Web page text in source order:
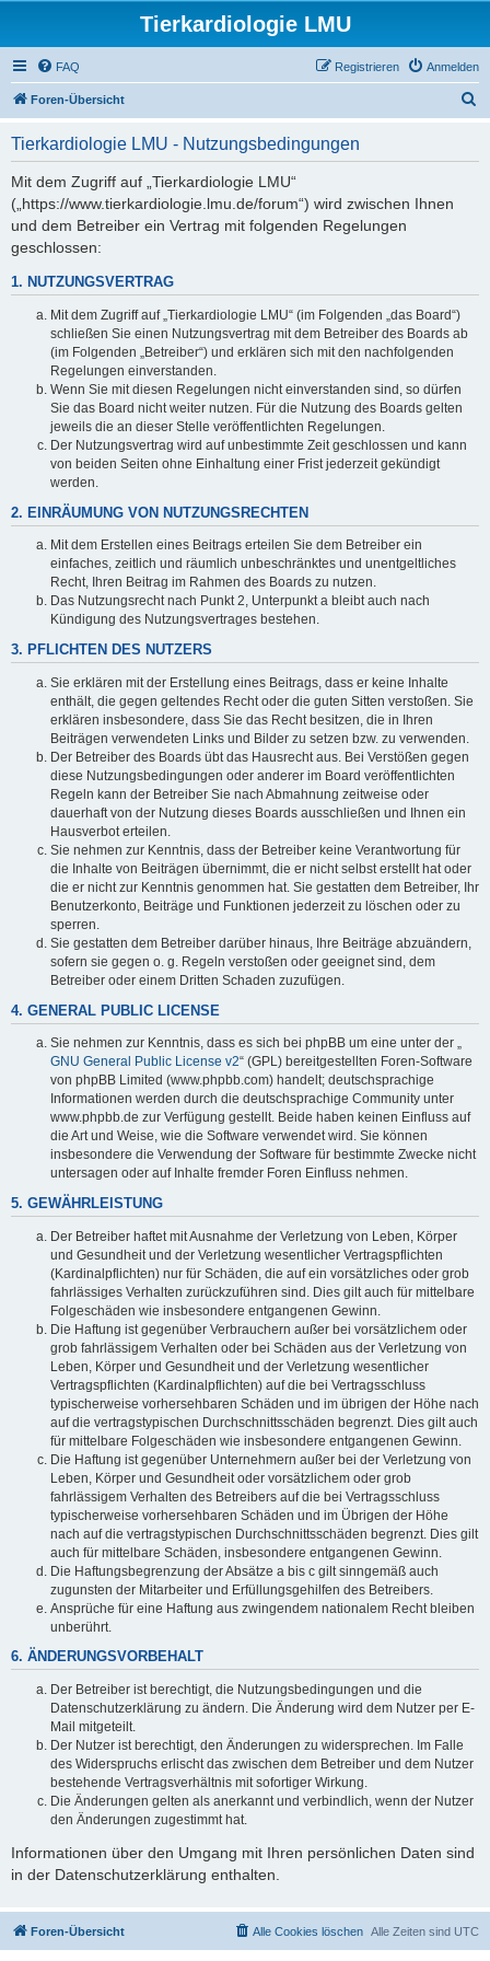
Tierkardiologie LMU
FAQ Anmelden
Registrieren
Foren-Übersicht
Tierkardiologie LMU - Nutzungsbedingungen
Mit dem Zugriff auf „Tierkardiologie LMU“
(„https://www.tierkardiologie.lmu.de/forum“) wird zwischen Ihnen
und dem Betreiber ein Vertrag mit folgenden Regelungen
geschlossen:
1. NUTZUNGSVERTRAG
Mit dem Zugriff auf „Tierkardiologie LMU“ (im Folgenden „das Board“)
schließen Sie einen Nutzungsvertrag mit dem Betreiber des Boards ab
(im Folgenden „Betreiber“) und erklären sich mit den nachfolgenden
Regelungen einverstanden.
Wenn Sie mit diesen Regelungen nicht einverstanden sind, so dürfen
Sie das Board nicht weiter nutzen. Für die Nutzung des Boards gelten
jeweils die an dieser Stelle veröffentlichten Regelungen.
Der Nutzungsvertrag wird auf unbestimmte Zeit geschlossen und kann
von beiden Seiten ohne Einhaltung einer Frist jederzeit gekündigt
werden.
2. EINRÄUMUNG VON NUTZUNGSRECHTEN
Mit dem Erstellen eines Beitrags erteilen Sie dem Betreiber ein
einfaches, zeitlich und räumlich unbeschränktes und unentgeltliches
Recht, Ihren Beitrag im Rahmen des Boards zu nutzen.
Das Nutzungsrecht nach Punkt 2, Unterpunkt a bleibt auch nach
Kündigung des Nutzungsvertrages bestehen.
3. PFLICHTEN DES NUTZERS
Sie erklären mit der Erstellung eines Beitrags, dass er keine Inhalte
enthält, die gegen geltendes Recht oder die guten Sitten verstoßen. Sie
erklären insbesondere, dass Sie das Recht besitzen, die in Ihren
Beiträgen verwendeten Links und Bilder zu setzen bzw. zu verwenden.
Der Betreiber des Boards übt das Hausrecht aus. Bei Verstößen gegen
diese Nutzungsbedingungen oder anderer im Board veröffentlichten
Regeln kann der Betreiber Sie nach Abmahnung zeitweise oder
dauerhaft von der Nutzung dieses Boards ausschließen und Ihnen ein
Hausverbot erteilen.
Sie nehmen zur Kenntnis, dass der Betreiber keine Verantwortung für
die Inhalte von Beiträgen übernimmt, die er nicht selbst erstellt hat oder
die er nicht zur Kenntnis genommen hat. Sie gestatten dem Betreiber, Ihr
Benutzerkonto, Beiträge und Funktionen jederzeit zu löschen oder zu
sperren.
Sie gestatten dem Betreiber darüber hinaus, Ihre Beiträge abzuändern,
sofern sie gegen o. g. Regeln verstoßen oder geeignet sind, dem
Betreiber oder einem Dritten Schaden zuzufügen.
4. GENERAL PUBLIC LICENSE
Sie nehmen zur Kenntnis, dass es sich bei phpBB um eine unter der „
GNU General Public License v2“ (GPL) bereitgestellten Foren-Software
von phpBB Limited (www.phpbb.com) handelt; deutschsprachige
Informationen werden durch die deutschsprachige Community unter
www.phpbb.de zur Verfügung gestellt. Beide haben keinen Einfluss auf
die Art und Weise, wie die Software verwendet wird. Sie können
insbesondere die Verwendung der Software für bestimmte Zwecke nicht
untersagen oder auf Inhalte fremder Foren Einfluss nehmen.
5. GEWÄHRLEISTUNG
Der Betreiber haftet mit Ausnahme der Verletzung von Leben, Körper
und Gesundheit und der Verletzung wesentlicher Vertragspflichten
(Kardinalpflichten) nur für Schäden, die auf ein vorsätzliches oder grob
fahrlässiges Verhalten zurückzuführen sind. Dies gilt auch für mittelbare
Folgeschäden wie insbesondere entgangenen Gewinn.
Die Haftung ist gegenüber Verbrauchern außer bei vorsätzlichem oder
grob fahrlässigem Verhalten oder bei Schäden aus der Verletzung von
Leben, Körper und Gesundheit und der Verletzung wesentlicher
Vertragspflichten (Kardinalpflichten) auf die bei Vertragsschluss
typischerweise vorhersehbaren Schäden und im übrigen der Höhe nach
auf die vertragstypischen Durchschnittsschäden begrenzt. Dies gilt auch
für mittelbare Folgeschäden wie insbesondere entgangenen Gewinn.
Die Haftung ist gegenüber Unternehmern außer bei der Verletzung von
Leben, Körper und Gesundheit oder vorsätzlichem oder grob
fahrlässigem Verhalten des Betreibers auf die bei Vertragsschluss
typischerweise vorhersehbaren Schäden und im Übrigen der Höhe
nach auf die vertragstypischen Durchschnittsschäden begrenzt. Dies gilt
auch für mittelbare Schäden, insbesondere entgangenen Gewinn.
Die Haftungsbegrenzung der Absätze a bis c gilt sinngemäß auch
zugunsten der Mitarbeiter und Erfüllungsgehilfen des Betreibers.
Ansprüche für eine Haftung aus zwingendem nationalem Recht bleiben
unberührt.
6. ÄNDERUNGSVORBEHALT
Der Betreiber ist berechtigt, die Nutzungsbedingungen und die
Datenschutzerklärung zu ändern. Die Änderung wird dem Nutzer per E-
Mail mitgeteilt.
Der Nutzer ist berechtigt, den Änderungen zu widersprechen. Im Falle
des Widerspruchs erlischt das zwischen dem Betreiber und dem Nutzer
bestehende Vertragsverhältnis mit sofortiger Wirkung.
Die Änderungen gelten als anerkannt und verbindlich, wenn der Nutzer
den Änderungen zugestimmt hat.
Informationen über den Umgang mit Ihren persönlichen Daten sind
in der Datenschutzerklärung enthalten.
Foren-Übersicht Alle Zeiten sind UTC
Alle Cookies löschen